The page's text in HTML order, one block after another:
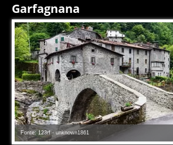
Garfagnana
Fonte: 123rf - unknown1861